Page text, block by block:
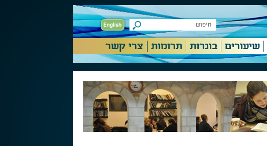
שיעורים בוגרות תרומות צרי קשר